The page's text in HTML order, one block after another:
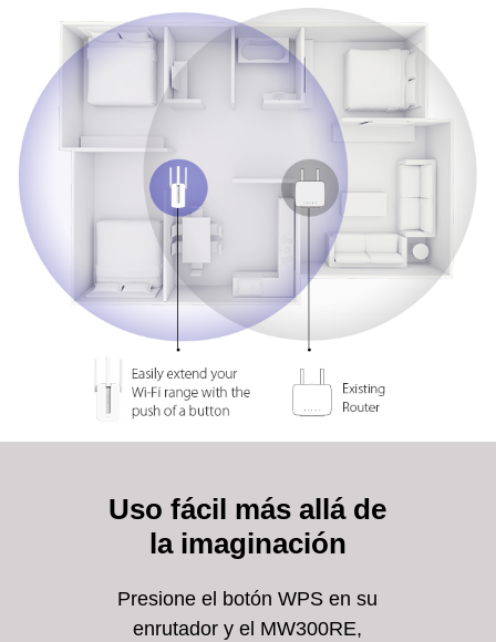
Uso fácil más allá de
la imaginación
Presione el botón WPS en su
enrutador y el MW300RE,